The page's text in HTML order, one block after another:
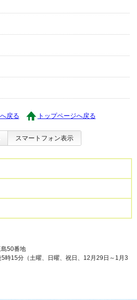
戻る トップページへ戻る
スマートフォン表示
50番地
時15分（土曜、日曜、祝日、12月29日～1月3